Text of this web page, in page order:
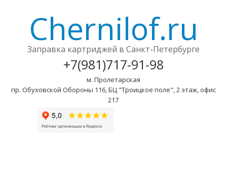
Chernilof.ru
Заправка картриджей в Санкт-Петербурге
+7(981)717-91-98
м. Пролетарская
пр. Обуховской Обороны 116, БЦ "Троицкое поле", 2 этаж, офис
217